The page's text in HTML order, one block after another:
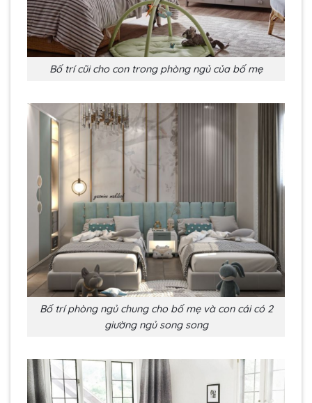
Bố trí cũi cho con trong phòng ngủ của bố mẹ
Bố trí phòng ngủ chung cho bố mẹ và con cái có 2
giường ngủ song song